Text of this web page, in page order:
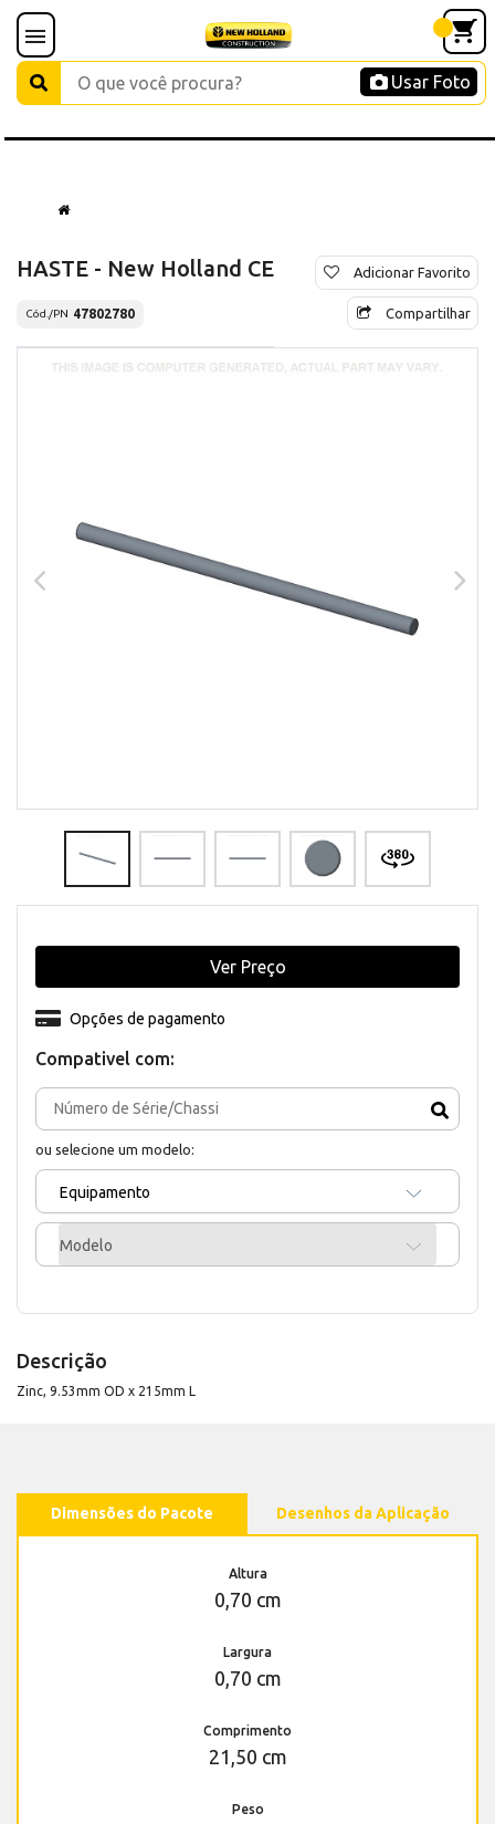
Usar Foto
HASTE - New Holland CE
Cód./PN 47802780
Adicionar Favorito
Compartilhar
Compativel com:
ou selecione um modelo:
Equipamento
Modelo
Opções de pagamento
Ver Preço
Descrição
Zinc, 9.53mm OD x 215mm L
Dimensões do Pacote Desenhos da Aplicação
Altura
0,70 cm
Largura
0,70 cm
Comprimento
21,50 cm
Peso